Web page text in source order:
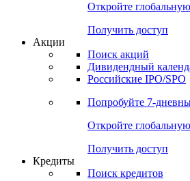
Опросы
Попробуйте7-
Откройте глобальную
Получить доступ
Поиск акций
Российские IPO/SPO
Попробуйте7-
Откройте глобальную